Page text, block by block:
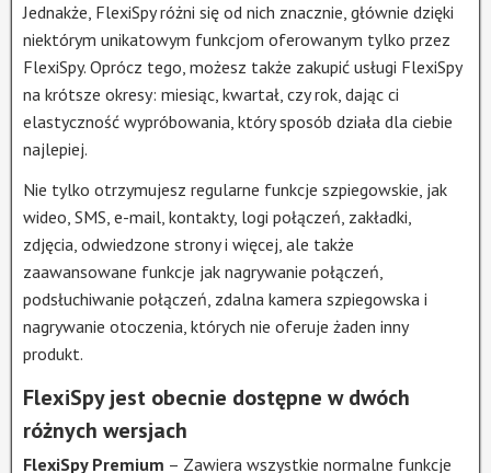
Jednakże, FlexiSpy różni się od nich znacznie, głównie dzięki
niektórym unikatowym funkcjom oferowanym tylko przez
FlexiSpy. Oprócz tego, możesz także zakupić usługi FlexiSpy
na krótsze okresy: miesiąc, kwartał, czy rok, dając ci
elastyczność wypróbowania, który sposób działa dla ciebie
najlepiej.
Nie tylko otrzymujesz regularne funkcje szpiegowskie, jak
wideo, SMS, e-mail, kontakty, logi połączeń, zakładki,
zdjęcia, odwiedzone strony i więcej, ale także
zaawansowane funkcje jak nagrywanie połączeń,
podsłuchiwanie połączeń, zdalna kamera szpiegowska i
nagrywanie otoczenia, których nie oferuje żaden inny
produkt.
FlexiSpy jest obecnie dostępne w dwóch
różnych wersjach
FlexiSpy Premium – Zawiera wszystkie normalne funkcje